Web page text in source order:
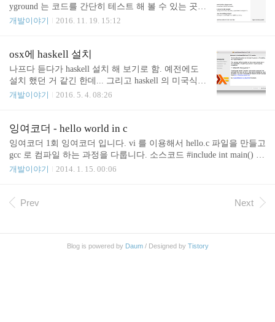
yground 는 코드를 간단히 테스트 해 볼 수 있는 곳.
코드를 작성 하면 화면 우측에 값이 나오고 그래프를
를 불러 올 수 있음. 템플릿 선택창이 나오면 Single V
iew Application 선택 한다. 템플릿은 프로젝트의 기본
틀을 미리 만들어 둔 프로젝트들 이라고 보면 된다. s
주지 않으면 iOS 개발 문서 보고 하나하나 생성 해 줘
이용한 앱개발용 템플릿..
개발이야기 2016. 11. 19. 15:12
osx에 haskell 설치
나프다 듣다가 haskell 설치 해 보기로 함. 예전에도
설치 했던 거 같긴 한데... 그리고 haskell 의 미국식
발음은 해스컬이라고 함. 한국이나 일본은 하스켈이
전 삭제. 이번에 설치 된 건 7.10.3 $ sudo uninstall-hs
only 7.10.2 --remove -- Removing just version 7.10.2 예
전엔 뭐하느라 설치 했던 걸까 설치가 되면 file:///Lib
rary/Haskell/doc/start.html 페이지가 뜸 7.10.2 를 지웠
고 7.10.3 이 선택 되어 있음. $ sudo activate-hs Haske
개발이야기 2016. 5. 4. 08:26
잉여코더 - hello world in c
잉여코더 1회 잉여코더 입니다. vi 를 이용해서 hello.c 파일을 만들고
gcc 로 컴파일 하는 과정을 다룹니다. 소스코드 #include int main() {
printf("hello, world!\n"); return 0; } 컴파일 명령어 gcc hello.c gcc hell
개발이야기 2014. 1. 15. 00:06
Prev Next
Blog is powered by Daum/ Designed by Tistory